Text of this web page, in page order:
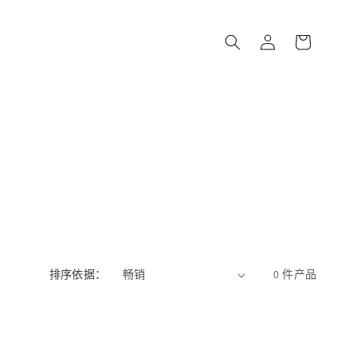
录
物
排序依据： 0 件产品